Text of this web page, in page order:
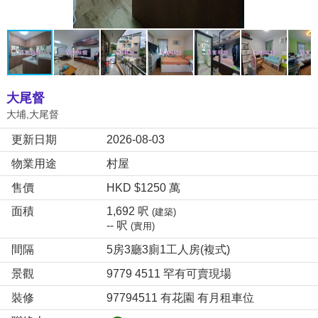
大尾督
大埔,大尾督
更新日期
2026-08-03
物業用途
村屋
售價
HKD $1250 萬
面積
1,692 呎(建築)
-- 呎(實用)
間隔
5房3廳3廁1工人房(複式)
景觀
9779 4511 罕有可賣現場
裝修
97794511 有花園 有月租車位